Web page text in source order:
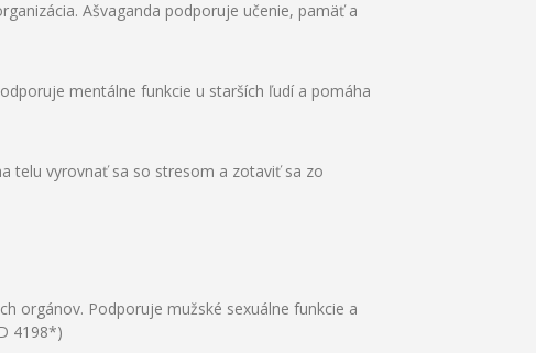
Ašvaganda podporuje učenie, pamäť a
mentálne funkcie u starších ľudí a pomáha
telu vyrovnať sa so stresom a zotaviť sa zo
orgánov. Podporuje mužské sexuálne funkcie a
4198*)